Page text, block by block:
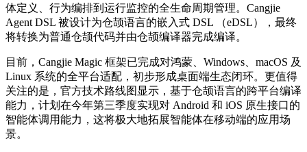
体定义、行为编排到运行监控的全生命周期管理。Cangjie
Agent DSL 被设计为仓颉语言的嵌入式 DSL （eDSL），最终
将转换为普通仓颉代码并由仓颉编译器完成编译。
目前，Cangjie Magic 框架已完成对鸿蒙、Windows、macOS 及
Linux 系统的全平台适配，初步形成桌面端生态闭环。更值得
关注的是，官方技术路线图显示，基于仓颉语言的跨平台编译
能力，计划在今年第三季度实现对 Android 和 iOS 原生接口的
智能体调用能力，这将极大地拓展智能体在移动端的应用场
景。